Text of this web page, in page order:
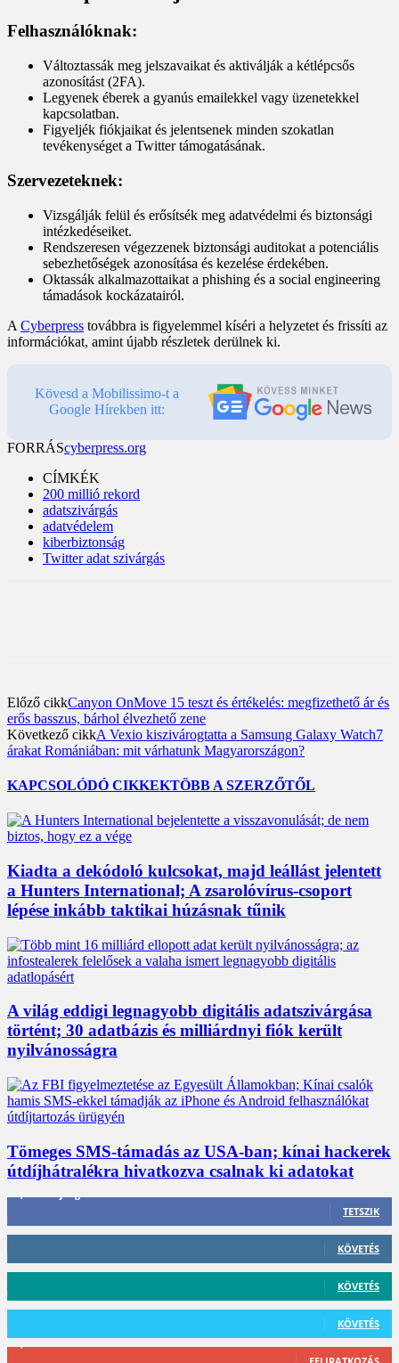
Felhasználóknak:
Változtassák meg jelszavaikat és aktiválják a kétlépcsős
azonosítást (2FA).
Legyenek éberek a gyanús emailekkel vagy üzenetekkel
kapcsolatban.
Figyeljék fiókjaikat és jelentsenek minden szokatlan
tevékenységet a Twitter támogatásának.
Szervezeteknek:
Vizsgálják felül és erősítsék meg adatvédelmi és biztonsági
intézkedéseiket.
Rendszeresen végezzenek biztonsági auditokat a potenciális
sebezhetőségek azonosítása és kezelése érdekében.
Oktassák alkalmazottaikat a phishing és a social engineering
támadások kockázatairól.
A Cyberpress továbbra is figyelemmel kíséri a helyzetet és frissíti az
információkat, amint újabb részletek derülnek ki.
Kövesd a Mobilissimo-t a
Google Hírekben itt:
FORRÁScyberpress.org
CÍMKÉK
200 millió rekord
adatszivárgás
adatvédelem
kiberbiztonság
Twitter adat szivárgás
Előző cikkCanyon OnMove 15 teszt és értékelés: megfizethető ár és
erős basszus, bárhol élvezhető zene
Következő cikkA Vexio kiszivárogtatta a Samsung Galaxy Watch7
árakat Romániában: mit várhatunk Magyarországon?
KAPCSOLÓDÓ CIKKEKTÖBB A SZERZŐTŐL
Kiadta a dekódoló kulcsokat, majd leállást jelentett
a Hunters International; A zsarolóvírus-csoport
lépése inkább taktikai húzásnak tűnik
A világ eddigi legnagyobb digitális adatszivárgása
történt; 30 adatbázis és milliárdnyi fiók került
nyilvánosságra
Tömeges SMS-támadás az USA-ban; kínai hackerek
útdíjhátralékra hivatkozva csalnak ki adatokat
TETSZIK
KÖVETÉS
KÖVETÉS
KÖVETÉS